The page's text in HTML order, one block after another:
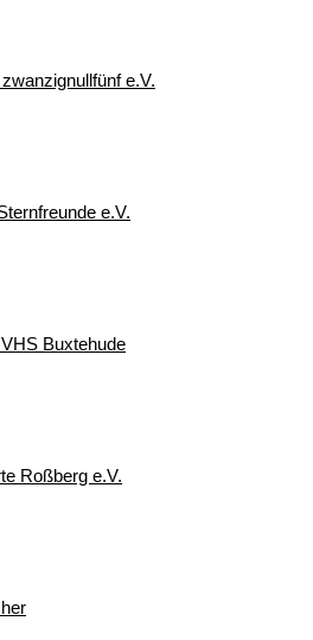
e.V.
e.V.
Buxtehude
Roßberg e.V.